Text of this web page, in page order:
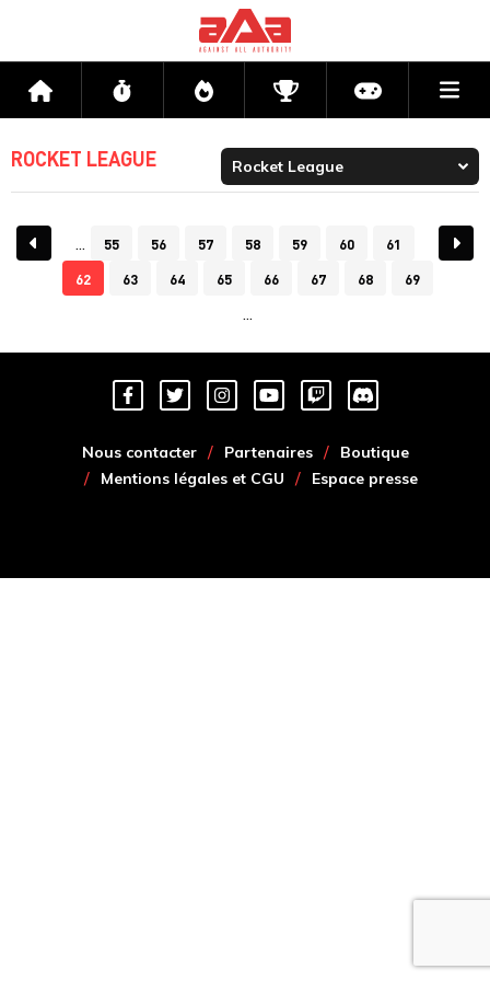
Accueil Flux Directs CompétitionsActu jeux
ROCKET LEAGUE
55 56 57 58 59 60
61
62
63 64 65 66 67 68 69
Nous contacter Partenaires
Boutique
Mentions légales et CGU
Espace presse